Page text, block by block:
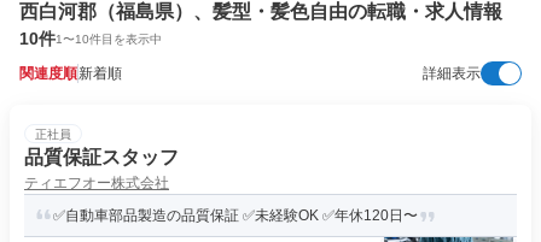
西白河郡（福島県）、髪型・髪色自由の転職・求人情報
10件1〜10件目を表示中
関連度順新着順 詳細表示
正社員
品質保証スタッフ
ティエフオー株式会社
✅自動車部品製造の品質保証 ✅未経験OK ✅年休120日〜